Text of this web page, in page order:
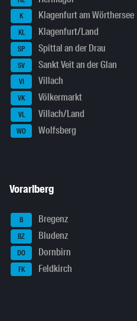
K Klagenfurt am Wörthersee
KL Klagenfurt/Land
SP Spittal an der Drau
SV Sankt Veit an der Glan
VI Villach
VK Völkermarkt
VL Villach/Land
WO Wolfsberg
Vorarlberg
B Bregenz
BZ Bludenz
DO Dornbirn
FK Feldkirch